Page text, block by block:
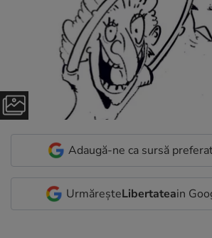
Adaugă-ne ca sursă
UrmăreșteLibertateain